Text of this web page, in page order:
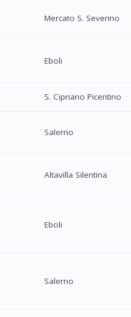
Mercato S. Severino
Eboli
S. Cipriano Picentino
Salerno
Altavilla Silentina
Eboli
Salerno